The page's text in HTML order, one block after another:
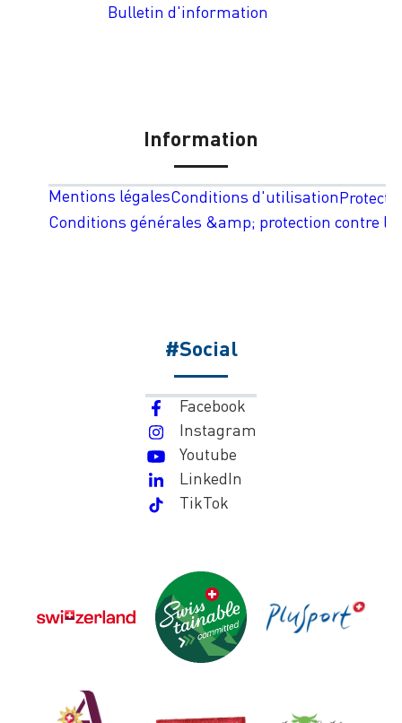
Bulletin d'information
Information
Mentions légalesConditions d'utilisation
Conditions générales &amp; protection contre
#Social
Facebook
Instagram
Youtube
LinkedIn
TikTok